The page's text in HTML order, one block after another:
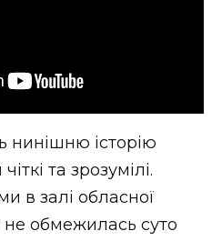
нинішню історію
та зрозумілі.
в залі обласної
не обмежилась суто